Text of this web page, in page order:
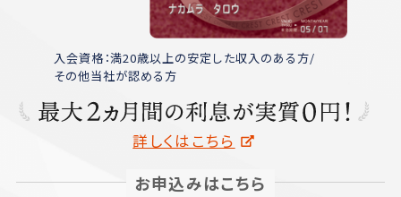
入会資格：満20歳以上の安定した収入のある方/
その他当社が認める方
詳しくはこちら
お申込みはこちら
商品詳細